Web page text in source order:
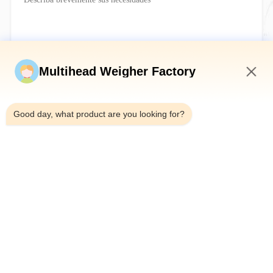
Envíe ahora
Multihead Weigher Factory
Good day, what product are you looking for?